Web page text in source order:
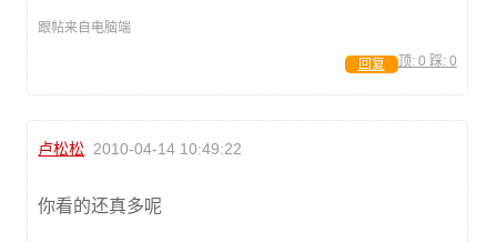
跟帖来自电脑端
顶: 0 踩: 0
回复
卢松松 2010-04-14 10:49:22
你看的还真多呢